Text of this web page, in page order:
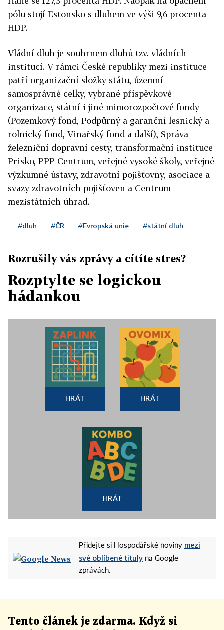
pólu stojí Estonsko s dluhem ve výši 9,6 procenta
HDP.
Vládní dluh je souhrnem dluhů tzv. vládních
institucí. V rámci České republiky mezi instituce
patří organizační složky státu, územní
samosprávné celky, vybrané příspěvkové
organizace, státní i jiné mimorozpočtové fondy
(Pozemkový fond, Podpůrný a garanční lesnický a
rolnický fond, Vinařský fond a další), Správa
železniční dopravní cesty, transformační instituce
Prisko, PPP Centrum, veřejné vysoké školy, veřejné
výzkumné ústavy, zdravotní pojišťovny, asociace a
svazy zdravotních pojišťoven a Centrum
mezistátních úhrad.
#dluh #ČR #Evropská unie #státní dluh
Rozrušily vás zprávy a cítíte stres?
Rozptylte se logickou
hádankou
HRÁT HRÁT
HRÁT
Přidejte si Hospodářské noviny mezi
své oblíbené tituly na Google
zprávách.
Tento článek je zdarma. Když si